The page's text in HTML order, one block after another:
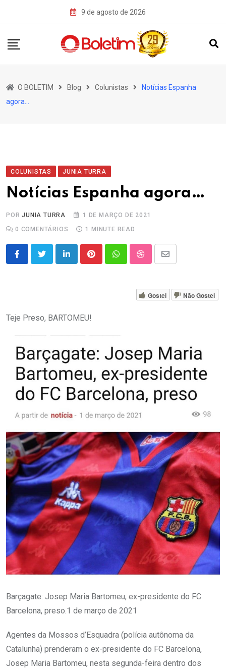
9 de agosto de 2026
O BOLETIM Blog Colunistas
Notícias Espanha
agora…
COLUNISTAS JUNIA TURRA
Notícias Espanha agora…
PORJUNIA TURRA
1 DE MARÇO DE 2021
0 COMENTÁRIOS 1 MINUTE READ
LinkedInPinterestWhatsappStumbleUpon
Share
Email
Gostei Não Gostei
Teje Preso, BARTOMEU!
Barçagate: Josep Maria Bartomeu, ex-presidente do FC
Barcelona, ​​preso.1 de março de 2021
Agentes da Mossos d’Esquadra (polícia autônoma da
Catalunha) prenderam o ex-presidente do FC Barcelona, ​​
Josep Maria Bartomeu, nesta segunda-feira dentro dos